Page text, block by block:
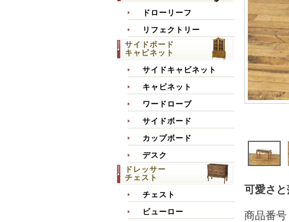
ドローリーフ
リフェクトリー
サイドボード
キャビネット
サイドキャビネット
キャビネット
ワードローブ
サイドボード
カップボード
デスク
ドレッサー
チェスト
チェスト
ビューロー
可愛さ
商品番号